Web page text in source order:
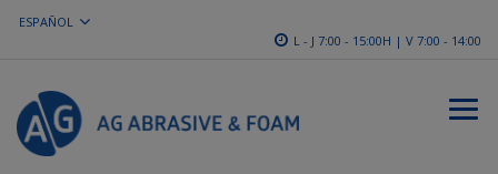
ESPAÑOL
L - J 7:00 - 15:00H | V 7:00 - 14:00